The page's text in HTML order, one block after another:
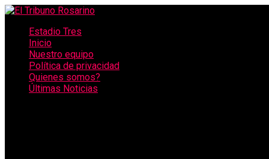
Estadio Tres
Inicio
Nuestro equipo
Política de privacidad
Quienes somos?
Últimas Noticias